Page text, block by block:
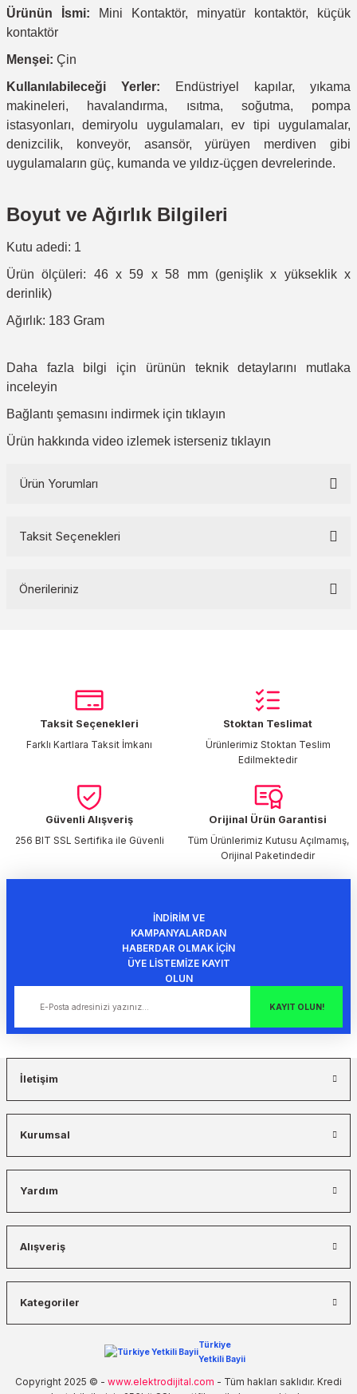
Ürünün İsmi: Mini Kontaktör, minyatür kontaktör, küçük
kontaktör
Menşei: Çin
Kullanılabileceği Yerler: Endüstriyel kapılar, yıkama
makineleri, havalandırma, ısıtma, soğutma, pompa
istasyonları, demiryolu uygulamaları, ev tipi uygulamalar,
denizcilik, konveyör, asansör, yürüyen merdiven gibi
uygulamaların güç, kumanda ve yıldız-üçgen devrelerinde.
Boyut ve Ağırlık Bilgileri
Kutu adedi: 1
Ürün ölçüleri: 46 x 59 x 58 mm (genişlik x yükseklik x
derinlik)
Ağırlık: 183 Gram
Daha fazla bilgi için ürünün teknik detaylarını mutlaka
inceleyin
Bağlantı şemasını indirmek için tıklayın
Ürün hakkında video izlemek isterseniz tıklayın
Ürün Yorumları
Taksit Seçenekleri
Önerileriniz
Görüş ve önerileriniz için teşekkür ederiz.
Ürün resmi kalitesiz, bozuk veya görüntülenemiyor.
Ürün açıklamasında eksik bilgiler bulunuyor.
Ürün fiyatı diğer sitelerden daha pahalı.
Bu ürüne benzer farklı alternatifler olmalı.
Gönder
Taksit Seçenekleri
Farklı Kartlara Taksit İmkanı
Stoktan Teslimat
Ürünlerimiz Stoktan Teslim
Edilmektedir
Güvenli Alışveriş
256 BIT SSL Sertifika ile Güvenli
Orijinal Ürün Garantisi
Tüm Ürünlerimiz Kutusu Açılmamış,
Orijinal Paketindedir
İNDİRİM VE
KAMPANYALARDAN
HABERDAR OLMAK İÇİN
ÜYE LİSTEMİZE KAYIT
OLUN
KAYIT OLUN!
İletişim
Kurumsal
Yardım
Alışveriş
Kategoriler
Türkiye
Yetkili Bayii
Copyright 2025 © - www.elektrodijital.com - Tüm hakları saklıdır. Kredi